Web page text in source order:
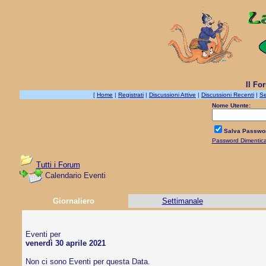
Il
[ Home | Registrati | Discussioni Attive | Discussioni Recenti |
Nome Utente:
Salva
Password
Tutti i Forum
Calendario Eventi
Giornaliero Settimanale
Eventi per
venerdì 30 aprile 2021
Non ci sono Eventi per questa Data.